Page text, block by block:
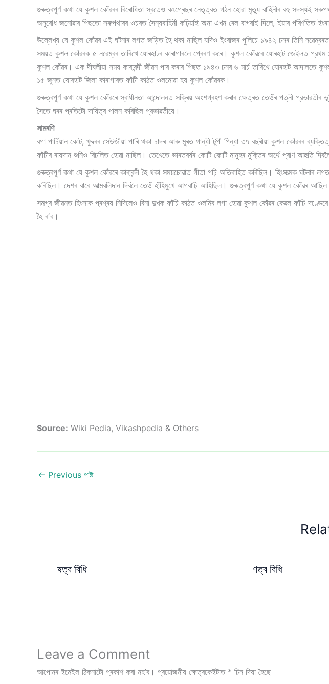
গুৰুত্বপূৰ্ণ কথা যে কুশল কোঁৱৰৰ বিৰোধিতা স্বতেও কংগ্ৰেছৰ নেতৃত্বত গঠন হোৱা মৃত্যু বাহিনীৰ বহু সদস্যই
অনুৰোধ জনোৱাৰ পিছতো সৰুপথাৰৰ ওচৰত সৈন্যবাহিনী কঢ়িয়াই অনা এখন ৰেল বাগৰাই দিলে, ইয়াৰ পৰিণতিত
উল্লেখ্য যে কুশল কোঁৱৰ এই ঘটনাৰ লগত জড়িত হৈ থকা নাছিল যদিও ইংৰাজৰ পুলিচে ১৯৪২ চনৰ তিনি
সময়ত কুশল কোঁৱৰক ৫ নৱেম্বৰ তাৰিখে যোৰহাটৰ কাৰাগাৰলৈ প্ৰেৰণ কৰে। কুশল কোঁৱৰে যোৰহাট জেইলত প্রথম ১২
কুশল কোঁৱৰ। এক দীঘলীয়া সময় কাৰাবন্দী জীৱন পাৰ কৰাৰ পিছত ১৯৪৩ চনৰ ৬ মাৰ্চ তাৰিখে যোৰহাট
১৫ জুনত যোৰহাট জিলা কাৰাগাৰত ফাঁচী কাঠত ওলমোৱা হয় কুশল কোঁৱৰক।
গুৰুত্বপূৰ্ণ কথা যে কুশল কোঁৱৰে স্বাধীনতা আন্দোলনত সক্ৰিয় অংশগ্ৰহণ কৰাৰ ক্ষেত্ৰত তেওঁৰ পত্নী প্রভাৱতীৰ
সৈতে ঘৰৰ প্ৰতিটো দায়িত্ব পালন কৰিছিল প্রভাৱতীয়ে।
সামৰণি
বগা পাৰ্চিয়ান কোট, খুদ্দৰৰ সেউজীয়া পাৰি থকা চাদৰ আৰু মূৰত গান্ধী টুপী পিন্ধা ৩৭ বছৰীয়া কুশল কোঁৱৰৰ
ফাঁচীৰ ৰায়দান শুনিও বিচলিত হোৱা নাছিল। তেখেতে ভাৰতবৰ্ষৰ কোটি কোটি মানুহৰ মুক্তিৰ অৰ্থে প্ৰাণ আহুতি
গুৰুত্বপূৰ্ণ কথা যে কুশল কোঁৱৰে কাৰাবন্দী হৈ থকা সময়চোৱাত গীতা পঢ়ি অতিবাহিত কৰিছিল। হিংসাত্মক ঘটনাৰ
কৰিছিল। দেশৰ বাবে আত্মবলিদান দিবলৈ তেওঁ হাঁহিমুখে আগবাঢ়ি আহিছিল। গুৰুত্বপূৰ্ণ কথা যে কুশল কোঁৱৰ
সমগ্ৰ জীৱনত হিংসাক প্ৰশ্ৰয় নিদিলেও বিনা দুখক ফাঁচি কাঠত ওলমিব লগা হোৱা কুশল কোঁৱৰ কেৱল ফাঁচি
হৈ ৰʼব।
Source: Wiki Pedia, Vikashpedia & Others
← Previous প’ষ্ট
ষত্ব বিধি ণত্ব বিধি
Leave a Comment
আপোনৰ ইমেইল ঠিকনাটো প্ৰকাশ কৰা নহ’ব। প্ৰয়োজনীয় ক্ষেত্ৰকেইটাত * চিন দিয়া হৈছে